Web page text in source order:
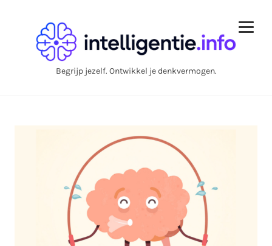
Begrijp jezelf. Ontwikkel je denkvermogen.